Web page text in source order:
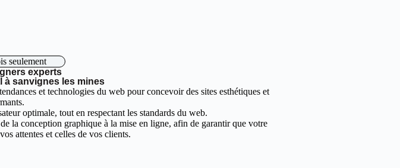
seulement
experts
à sanvignes les mines
et technologies du web pour concevoir des sites esthétiques et
optimale, tout en respectant les standards du web.
la conception graphique à la mise en ligne, afin de garantir que votre
attentes et celles de vos clients.